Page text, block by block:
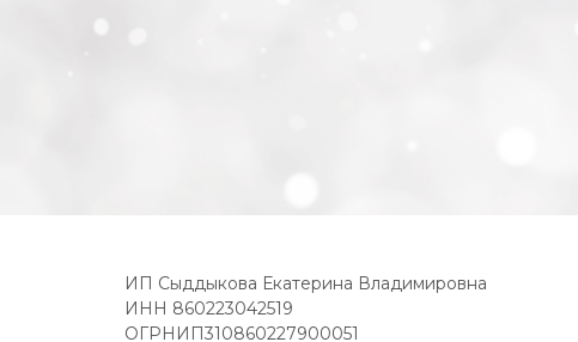
ИП Сыддыкова Екатерина Владимировна
ИНН 860223042519
ОГРНИП310860227900051